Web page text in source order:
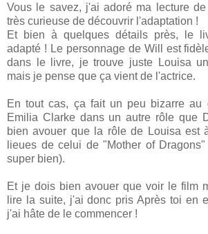
Vous le savez, j'ai adoré ma lecture
très curieuse de découvrir l'adaptation !
Et bien à quelques détails près, le
adapté ! Le personnage de Will est
dans le livre, je trouve juste Louisa
mais je pense que ça vient de l'actrice.
En tout cas, ça fait un peu bizarre au
Emilia Clarke dans un autre rôle que
bien avouer que la rôle de Louisa est
lieues de celui de "Mother of
super bien).
Et je dois bien avouer que voir le film
lire la suite, j'ai donc pris Après toi en
j'ai hâte de le commencer !